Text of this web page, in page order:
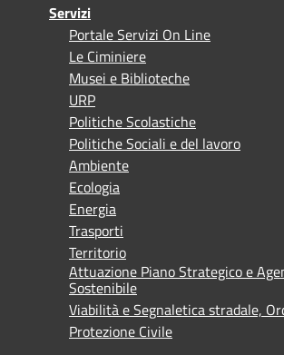
Servizi
Portale Servizi On Line
Le Ciminiere
Musei e Biblioteche
URP
Politiche Scolastiche
Politiche Sociali e del lavoro
Ambiente
Ecologia
Energia
Trasporti
Territorio
Attuazione Piano Strategico e
Sostenibile
Viabilità e Segnaletica stradale,
Protezione Civile